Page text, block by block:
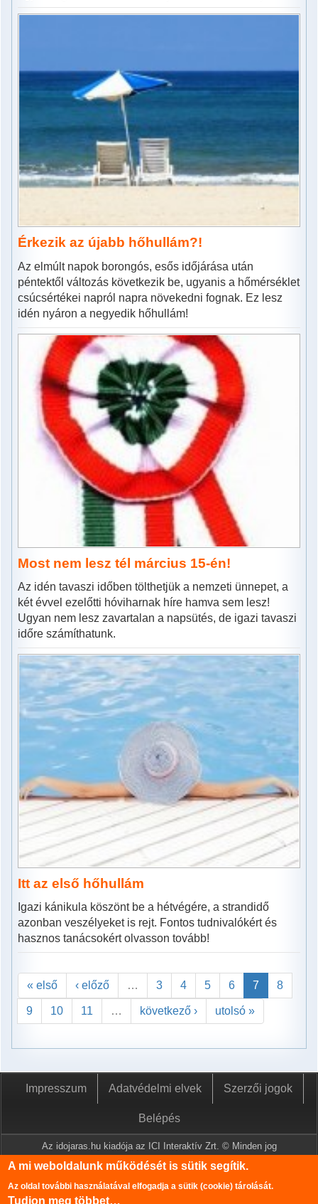
Érkezik az újabb hőhullám?!
Az elmúlt napok borongós, esős időjárása után
péntektől változás következik be, ugyanis a hőmérséklet
csúcsértékei napról napra növekedni fognak. Ez lesz
idén nyáron a negyedik hőhullám!
Most nem lesz tél március 15-én!
Az idén tavaszi időben tölthetjük a nemzeti ünnepet, a
két évvel ezelőtti hóviharnak híre hamva sem lesz!
Ugyan nem lesz zavartalan a napsütés, de igazi tavaszi
időre számíthatunk.
Itt az első hőhullám
Igazi kánikula köszönt be a hétvégére, a strandidő
azonban veszélyeket is rejt. Fontos tudnivalókért és
hasznos tanácsokért olvasson tovább!
« első ‹ előző … 3 4 5 6 7 8
9 10 11 … következő › utolsó »
Impresszum Adatvédelmi elvek Szerzői jogok
Belépés
Az idojaras.hu kiadója az ICI Interaktív Zrt. © Minden jog
fenntartva.
szóló 1999. évi LXXVI. törvény értelmében az ICI Interaktív Zrt
írásos engedélye nélkül tilos lemásolni és közzétenni.
A mi weboldalunk működését is sütik segítik.
Az oldal további használatával elfogadja a sütik (cookie) tárolását.
Tudjon meg többet…